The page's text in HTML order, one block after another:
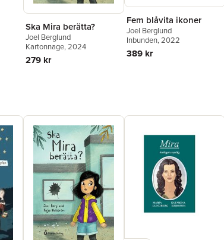
Ska Mira berätta?
Joel Berglund
Kartonnage, 2024
279 kr
Fem blåvita ikoner
Joel Berglund
Inbunden, 2022
389 kr